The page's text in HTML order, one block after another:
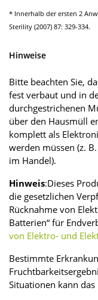
* Innerhalb der ersten 2
Sterility (2007) 87: 329-334.
Hinweise
Bitte beachten Sie,
fest verbaut und in
durchgestrichenen
über den Hausmüll
komplett als
werden müssen (z.
im Handel).
Hinweis:Dieses
die gesetzlichen
Rücknahme von
Batterien“ für
von Elektro- und
Bestimmte
Situationen kann